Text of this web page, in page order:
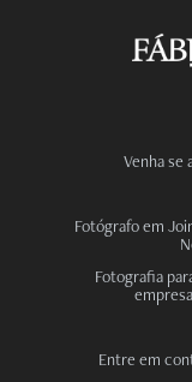
Venha se
Fotógrafo em
Fotografia
Entre em